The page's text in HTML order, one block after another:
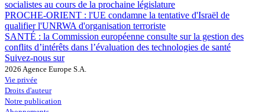
socialistes au cours de la prochaine législature
PROCHE-ORIENT : l'UE condamne la tentative d'Israël de
qualifier l'UNRWA d'organisation terroriste
SANTÉ : la Commission européenne consulte sur la gestion des
conflits d’intérêts dans l’évaluation des technologies de santé
Suivez-nous sur
2026 Agence Europe S.A.
Vie privée
Droits d'auteur
Notre publication